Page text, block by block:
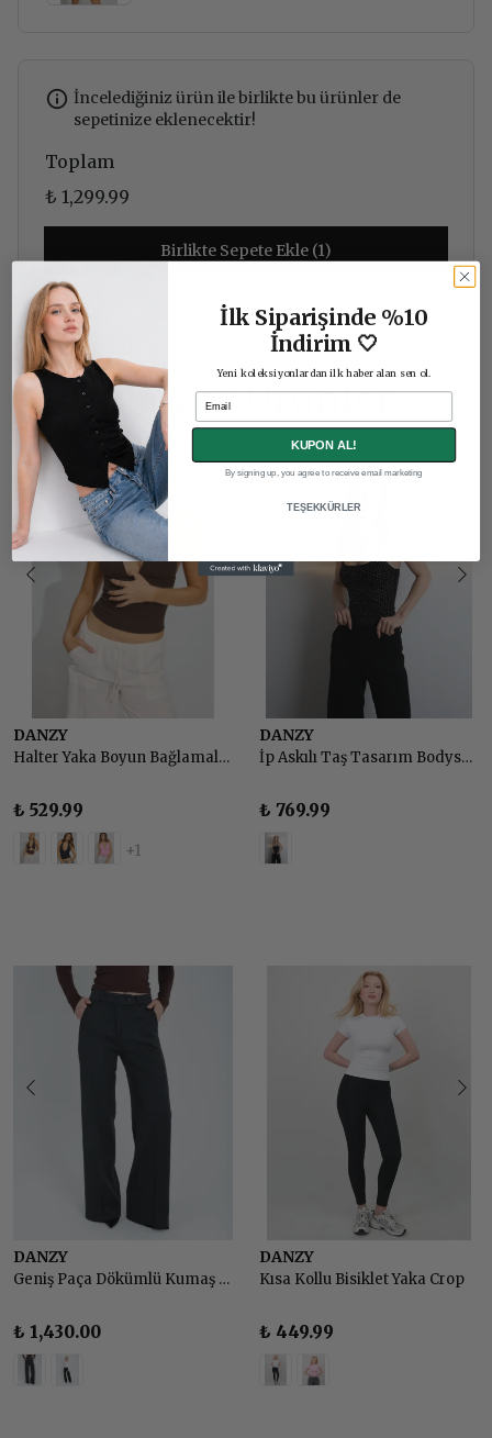
İncelediğiniz ürün ile birlikte bu ürünler de
sepetinize eklenecektir!
Toplam
₺ 1,299.99
Birlikte Sepete Ekle (1)
Benzer Ürünler
DANZY
Halter Yaka Boyun Bağlamalı Sırt Dekolteli Top Body
₺ 529.99
+1
DANZY
İp Askılı Taş Tasarım Bodysuit - SİYAH
₺ 769.99
DANZY
Geniş Paça Dökümlü Kumaş Pantolon
₺ 1,430.00
DANZY
Kısa Kollu Bisiklet Yaka Crop
₺ 449.99
İlk Siparişinde %10
İndirim 🤍
Yeni koleksiyonlardan ilk haber alan sen ol.
Email
KUPON AL!
By signing up, you agree to receive email marketing
TEŞEKKÜRLER